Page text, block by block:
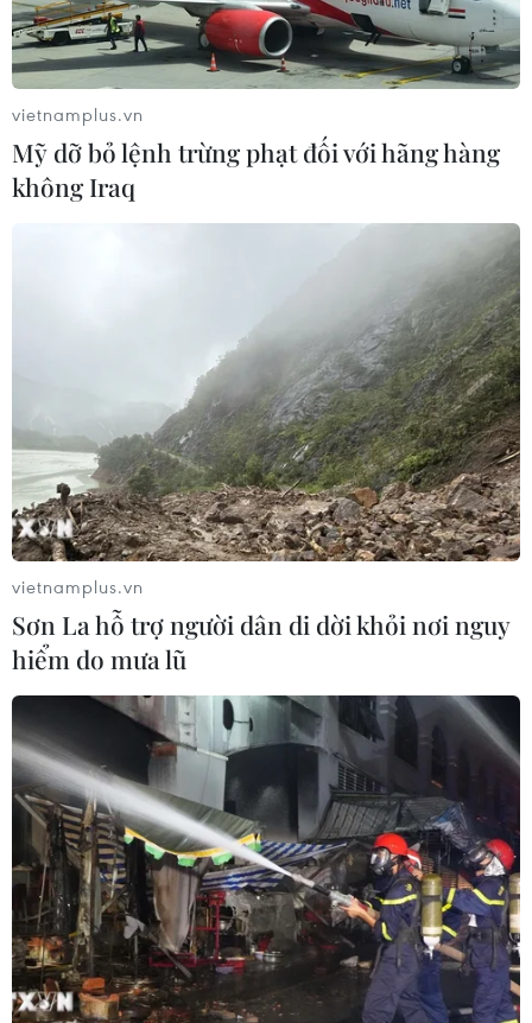
nặng nề cho ngành công nghiệp chip
15/06/2019 01:25
Gã khổng lồ chip bán dẫn Broadcom Inc dự báo doanh
thu của hãng này năm nay có thể bị "bốc hơi" 2 tỷ USD
do những tác động của căng thẳng thương mại Mỹ-
Trung.
Giá iPhone đã đắt, nay có thể đắt hơn
nhiều vì thương chiến Mỹ-Trung
15/06/2019 03:15
Chuyên gia Rosemary Coates của hãng tư vấn Blue Silk
Consulting nhận định cuộc chiến thương mại Mỹ-Trung
có thể chứng kiến ​​chi phí sản xuất của Apple vượt khỏi
tầm kiểm soát.
vietnamplus.vn
Mỹ dỡ bỏ lệnh trừng phạt đối với hãng hàng
không Iraq
vietnamplus.vn
Sơn La hỗ trợ người dân di dời khỏi nơi nguy
hiểm do mưa lũ